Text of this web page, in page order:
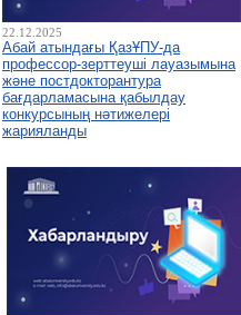
22.12.2025
Абай атындағы ҚазҰПУ-да
профессор-зерттеуші лауазымына
және постдокторантура
бағдарламасына қабылдау
конкурсының нәтижелері
жарияланды